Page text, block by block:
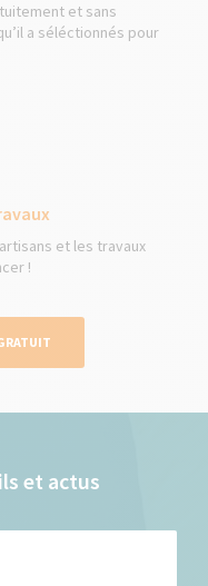
et sans
a séléctionnés pour
et les travaux
!
et actus